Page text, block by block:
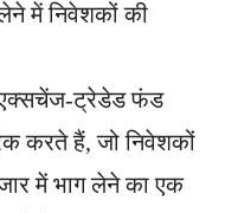
में निवेशकों की
ट्रेडेड फंड
करते हैं, जो निवेशकों
में भाग लेने का एक